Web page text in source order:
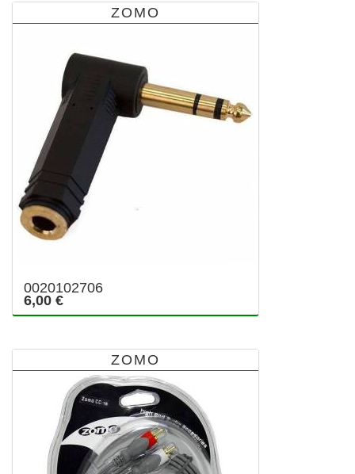
ZOMO
0020102706
6,00 €
ZOMO